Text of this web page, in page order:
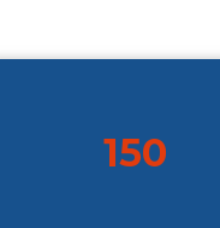
150